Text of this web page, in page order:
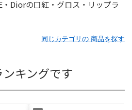
同じカテゴリの 商品を探す
キングです